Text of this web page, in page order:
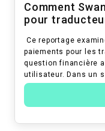
Comment
pour
Ce reportage
paiements pour les
question financière
utilisateur. Dans un
nombreuses et les